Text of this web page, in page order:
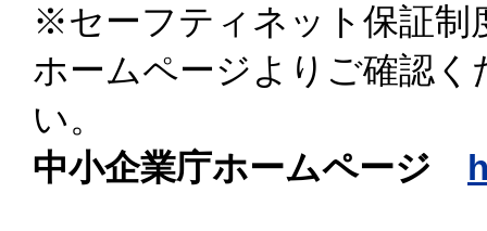
※セーフティネット保証制
ホームページよりご確認く
い
中小企業庁ホームページ